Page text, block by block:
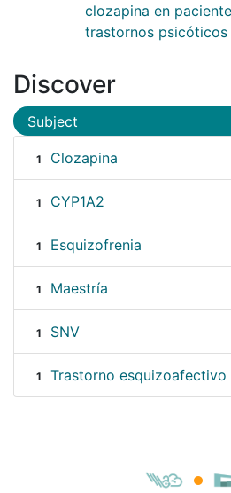
clozapina en
trastornos psicóticos
Discover
Subject
1 Clozapina
1 CYP1A2
1 Esquizofrenia
1 Maestría
1 SNV
1 Trastorno esquizoafectivo